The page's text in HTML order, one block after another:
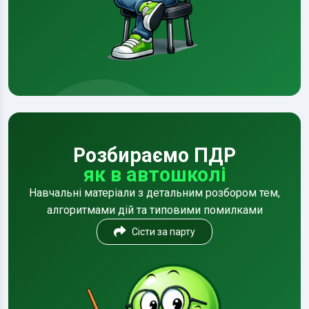
Розбираємо ПДР
як в автошколі
Навчальні матеріали з детальним розбором тем,
алгоритмами дій та типовими помилками
Сісти за парту